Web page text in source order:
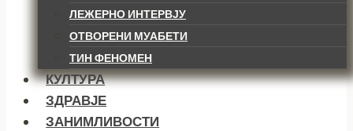
ЛЕЖЕРНО ИНТЕРВЈУ
ОТВОРЕНИ МУАБЕТИ
ТИН ФЕНОМЕН
КУЛТУРА
ЗДРАВЈЕ
ЗАНИМЛИВОСТИ